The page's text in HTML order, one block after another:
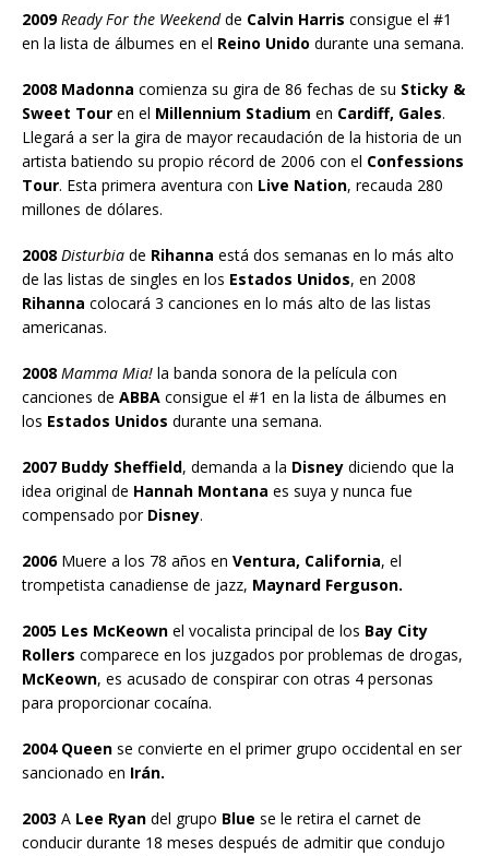
2009 Ready For the Weekendde Calvin Harris consigue el #1
en la lista de álbumes en el Reino Unido durante una semana.
2008 Madonna comienza su gira de 86 fechas de su Sticky &
Sweet Tour en el Millennium Stadium en Cardiff, Gales.
Llegará a ser la gira de mayor recaudación de la historia de un
artista batiendo su propio récord de 2006 con el Confessions
Tour. Esta primera aventura con Live Nation, recauda 280
millones de dólares.
2008 Disturbia de Rihanna está dos semanas en lo más alto
de las listas de singles en los Estados Unidos, en 2008
Rihanna colocará 3 canciones en lo más alto de las listas
americanas.
2008 Mamma Mia! la banda sonora de la película con
canciones de ABBA consigue el #1 en la lista de álbumes en
los Estados Unidos durante una semana.
2007 Buddy Sheffield, demanda a la Disney diciendo que la
idea original de Hannah Montana es suya y nunca fue
compensado por Disney.
2006Muere a los 78 años en Ventura, California, el
trompetista canadiense de jazz, Maynard Ferguson.
2005 Les McKeown el vocalista principal de los Bay City
Rollers comparece en los juzgados por problemas de drogas,
McKeown, es acusado de conspirar con otras 4 personas
para proporcionar cocaína.
2004 Queen se convierte en el primer grupo occidental en ser
sancionado en Irán.
2003 A Lee Ryan del grupo Blue se le retira el carnet de
conducir durante 18 meses después de admitir que condujo